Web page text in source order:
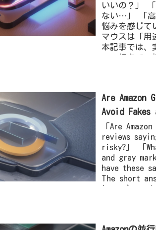
いいの？」
ない…」 「高
悩みを感じて
マウスは「用
本記事では、
マー視点で
Are Amazon
Avoid Fakes
「Are
reviews
risky?」 「
and gray
have these
The short
import)
how to